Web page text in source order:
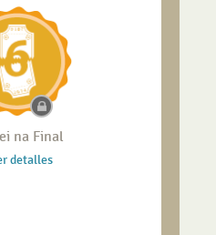
na Final
detalles